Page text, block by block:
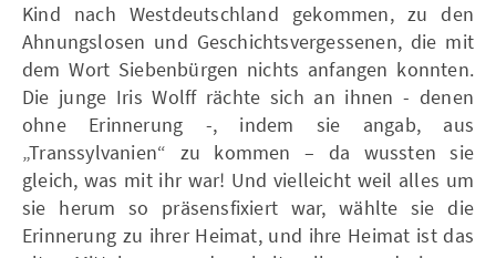
Kind nach Westdeutschland gekommen, zu den
Ahnungslosen und Geschichtsvergessenen, die mit
dem Wort Siebenbürgen nichts anfangen konnten.
Die junge Iris Wolff rächte sich an ihnen - denen
ohne Erinnerung -, indem sie angab, aus
„Transsylvanien“ zu kommen – da wussten sie
gleich, was mit ihr war! Und vielleicht weil alles um
sie herum so präsensfixiert war, wählte sie die
Erinnerung zu ihrer Heimat, und ihre Heimat ist das